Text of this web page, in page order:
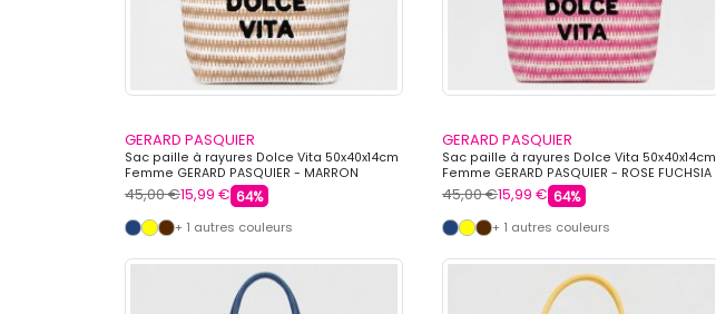
GERARD PASQUIER
Sac paille à rayures Dolce Vita 50x40x14cm
Femme GERARD PASQUIER - MARRON
45,00 €15,99 € 64%
+ 1 autres couleurs
GERARD PASQUIER
Sac paille à rayures Dolce Vita 50x40x14cm
Femme GERARD PASQUIER - ROSE FUCHSIA
45,00 €15,99 € 64%
+ 1 autres couleurs